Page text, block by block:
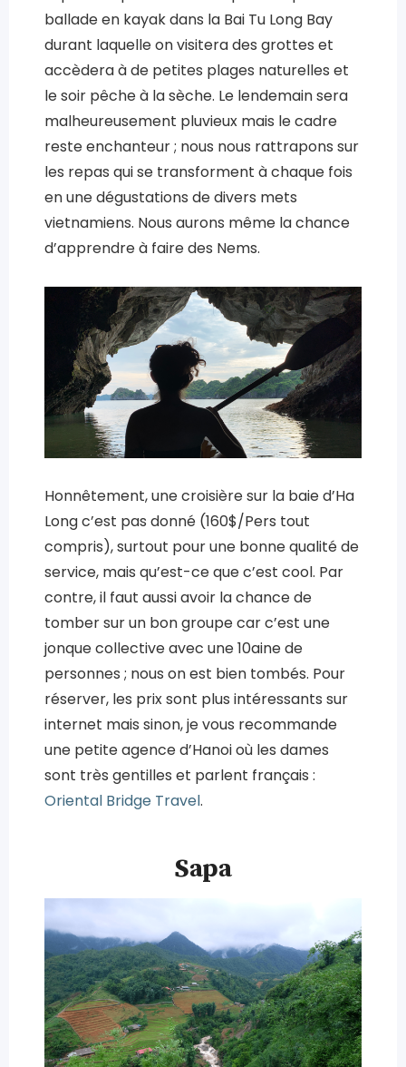
ballade en kayak dans la Bai Tu Long Bay
durant laquelle on visitera des grottes et
accèdera à de petites plages naturelles et
le soir pêche à la sèche. Le lendemain sera
malheureusement pluvieux mais le cadre
reste enchanteur ; nous nous rattrapons sur
les repas qui se transforment à chaque fois
en une dégustations de divers mets
vietnamiens. Nous aurons même la chance
d’apprendre à faire des Nems.
Honnêtement, une croisière sur la baie d’Ha
Long c’est pas donné (160$/Pers tout
compris), surtout pour une bonne qualité de
service, mais qu’est-ce que c’est cool. Par
contre, il faut aussi avoir la chance de
tomber sur un bon groupe car c’est une
jonque collective avec une 10aine de
personnes ; nous on est bien tombés. Pour
réserver, les prix sont plus intéressants sur
internet mais sinon, je vous recommande
une petite agence d’Hanoi où les dames
sont très gentilles et parlent français :
Oriental Bridge Travel.
Sapa